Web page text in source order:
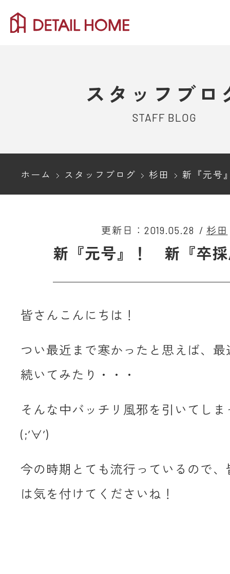
スタッフブロ
STAFF BLOG
ホーム スタッフブログ 杉田 新『元号』
更新日：2019.05.28 / 杉田
新『元号』！ 新『卒採
皆さんこんにちは！
つい最近まで寒かったと思えば、
続いてみたり・・・
そんな中バッチリ風邪を引いてし
(;’∀’)
今の時期とても流行っているので
は気を付けてくださいね！